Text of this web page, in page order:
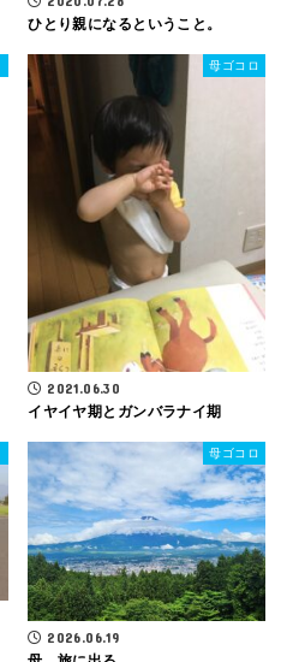
ひとり親になるということ。
母ゴコロ
2021.06.30
イヤイヤ期とガンバラナイ期
母ゴコロ
2026.06.19